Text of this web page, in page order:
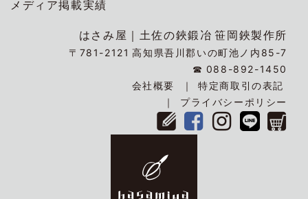
メディア掲載実績
はさみ屋｜ 土佐の鋏鍛冶 笹岡鋏製作所
〒781-2121 高知県吾川郡いの町池ノ内85-7
☎ 088-892-1450
会社概要
特定商取引の表記
プライバシーポリシー